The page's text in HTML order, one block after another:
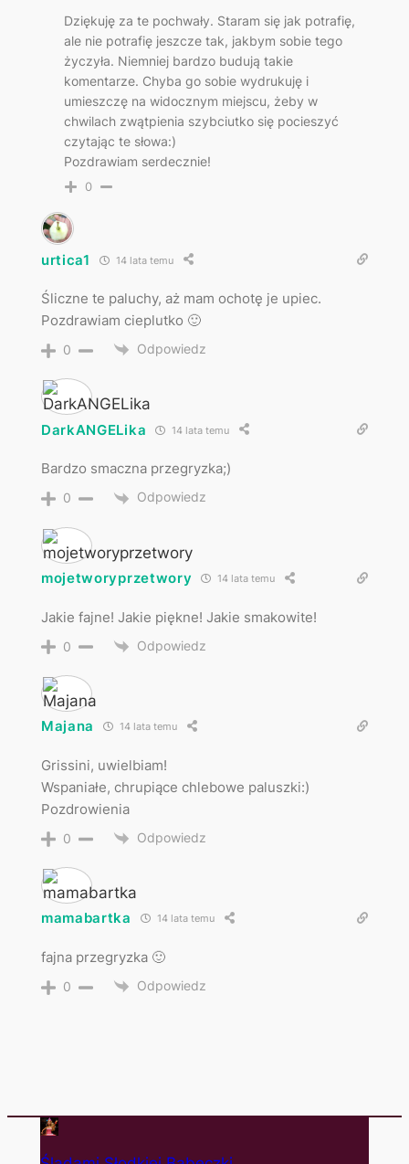
Dziękuję za te pochwały. Staram się jak potrafię,
ale nie potrafię jeszcze tak, jakbym sobie tego
życzyła. Niemniej bardzo budują takie
komentarze. Chyba go sobie wydrukuję i
umieszczę na widocznym miejscu, żeby w
chwilach zwątpienia szybciutko się pocieszyć
czytając te słowa:)
Pozdrawiam serdecznie!
0
urtica1 14 lata temu
Śliczne te paluchy, aż mam ochotę je upiec.
Pozdrawiam cieplutko 🙂
0 Odpowiedz
DarkANGELika 14 lata temu
Bardzo smaczna przegryzka;)
0 Odpowiedz
mojetworyprzetwory 14 lata temu
Jakie fajne! Jakie piękne! Jakie smakowite!
0 Odpowiedz
Majana 14 lata temu
Grissini, uwielbiam!
Wspaniałe, chrupiące chlebowe paluszki:)
Pozdrowienia
0 Odpowiedz
mamabartka 14 lata temu
fajna przegryzka 🙂
0 Odpowiedz